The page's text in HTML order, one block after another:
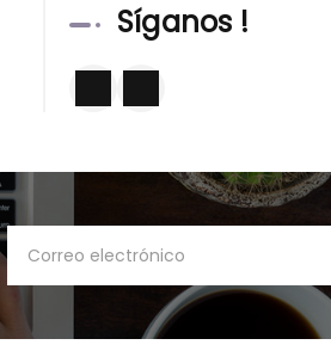
Síganos !